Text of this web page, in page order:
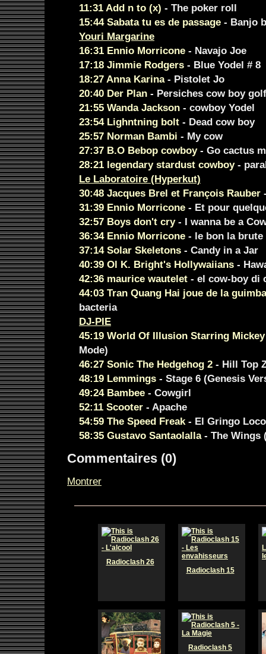
11:31 Add n to (x) - The poker roll
15:44 Sabata tu es de passage - Banjo
Youri Margarine
16:31 Ennio Morricone - Navajo Joe
17:18 Jimmie Rodgers - Blue Yodel # 8
18:27 Anna Karina- Pistolet Jo
20:40 Der Plan - Persiches cow boy golf
21:55 Wanda Jackson - cowboy Yodel
23:54 Lighntning bolt - Dead cow boy
25:57 Norman Bambi - My cow
27:37 B.O Bebop cowboy- Go cactus
28:21 legendary stardust cowboy-
Le Laboratoire (Hyperkut)
30:48 Jacques Brel et François Rauber
31:39 Ennio Morricone - Et pour
32:57 Boys don't cry- I wanna be a
36:34 Ennio Morricone - le bon la
37:14 Solar Skeletons - Candy in a Jar
40:39 Ol K. Bright's Hollywaiians -
42:36 maurice wautelet - el cow-boy di
44:03 Tran Quang Hai joue de la
bacteria
DJ-PIE
45:19 World Of Illusion Starring
Mode)
46:27 Sonic The Hedgehog 2 - Hill Top
48:19 Lemmings - Stage 6 (Genesis
49:24 Bambee - Cowgirl
52:11 Scooter - Apache
54:59 The Speed Freak- El Gringo Loco
58:35 Gustavo Santaolalla- The Wings
Commentaires (0)
Montrer
Radioclash 26
Radioclash 15
Radioclash 5